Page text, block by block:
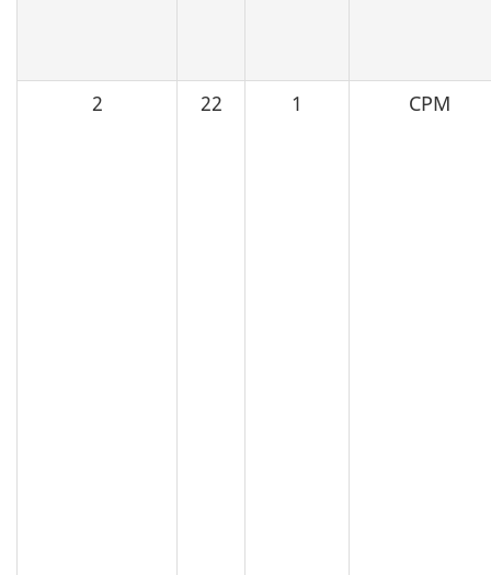
2 22 1 CPM